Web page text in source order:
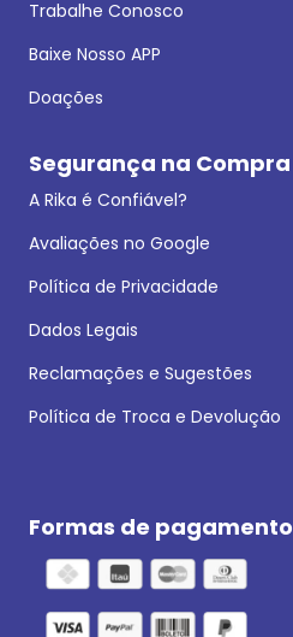
Trabalhe Conosco
Baixe Nosso APP
Doações
Segurança na Compra
A Rika é Confiável?
Avaliações no Google
Política de Privacidade
Dados Legais
Reclamações e Sugestões
Política de Troca e Devolução
Formas de pagamento